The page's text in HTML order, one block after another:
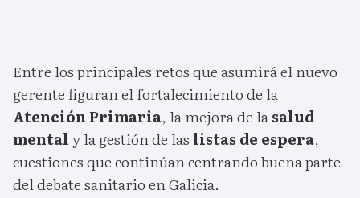
Entre los principales retos que asumirá el nuevo
gerente figuran el fortalecimiento de la
Atención Primaria, la mejora de lasalud
mentaly la gestión de las listas de espera,
cuestiones que continúan centrando buena parte
del debate sanitario en Galicia.